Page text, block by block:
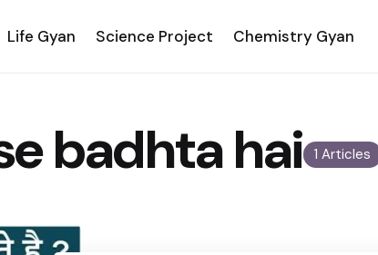
Life Gyan Science Project Chemistry Gyan
1 Articles
badhta hai